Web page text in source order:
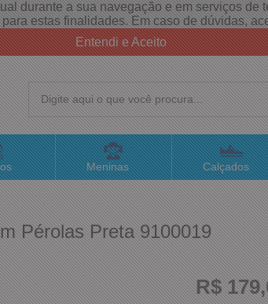
durante a sua navegação e em serviços
estas finalidades. Em caso de dúvidas,
Entendi e Aceito
Meninas Calçados
Pérolas Preta 9100019
R$